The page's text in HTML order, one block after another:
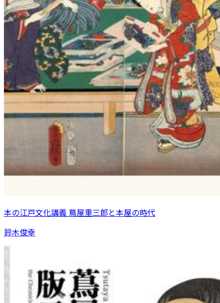
本の江戸文化講義 蔦屋重三郎と本屋の時代
鈴木俊幸